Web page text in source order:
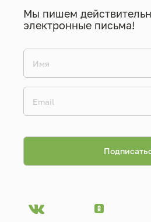
Мы пишем
электронные письма!